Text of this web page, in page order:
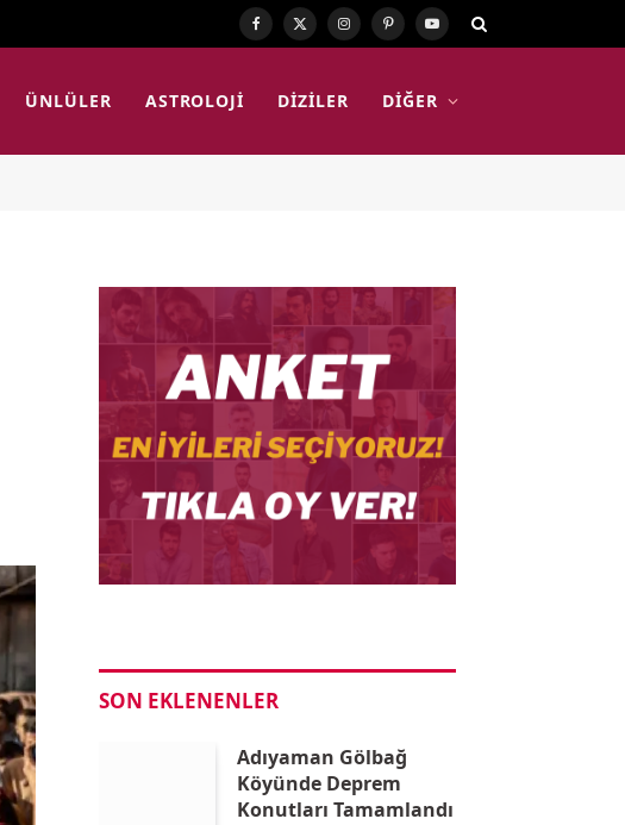
Facebook
X
Instagram
PinterestYouTube
ÜNLÜLER ASTROLOJI DIZILER DIĞER
SON EKLENENLER
Adıyaman Gölbağ
Köyünde Deprem
Konutları Tamamlandı